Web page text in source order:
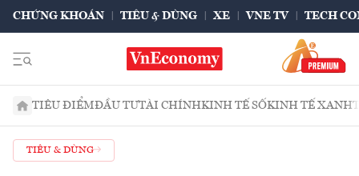
CHỨNG KHOÁN TIÊU & DÙNG XE VNE TV TECH
TIÊU ĐIỂMĐẦU TƯTÀI CHÍNHKINH TẾ SỐKINH TẾ XANH
TIÊU & DÙNG